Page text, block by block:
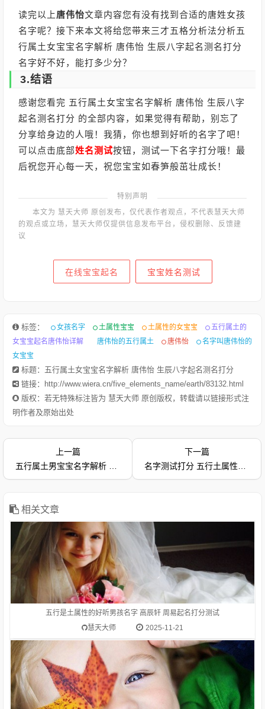
读完以上唐伟怡文章内容您有没有找到合适的唐姓女孩
名字呢？接下来本文将给您带来三才五格分析法分析五
行属土女宝宝名字解析 唐伟怡 生辰八字起名测名打分
名字好不好，能打多少分？
3.结语
感谢您看完 五行属土女宝宝名字解析 唐伟怡 生辰八字
起名测名打分 的全部内容，如果觉得有帮助，别忘了
分享给身边的人哦！我猜，你也想到好听的名字了吧！
可以点击底部姓名测试按钮，测试一下名字打分哦！最
后祝您开心每一天，祝您宝宝如春笋般茁壮成长！
特别声明
本文为 慧天大师 原创发布，仅代表作者观点，不代表慧天大师
的观点或立场，慧天大师仅提供信息发布平台，侵权删除、反馈建
议
在线宝宝起名 宝宝姓名测试
标签： 女孩名字 土属性宝宝 土属性的女宝宝
五行属土的
女宝宝起名唐伟怡详解
唐伟怡的五行属土 唐伟怡
名字叫唐伟怡的
女宝宝
标题：五行属土女宝宝名字解析 唐伟怡 生辰八字起名测名打分
链接：http://www.wiera.cn/five_elements_name/earth/83132.html
版权：若无特殊标注皆为 慧天大师 原创版权，转载请以链接形式注
明作者及原始出处
上一篇
五行属土男宝宝名字解析 陈宇辰 姓名评分
下一篇
名字测试打分 五行土属性幸运名字推荐 男孩名字五格分析 陈威远
相关文章
1.高辰轩-字典释意高,笔画数是 10高 读音是gāo,高gāo由下到上
距离大的，与“低”相对：高峰。高空。高踞。高原。高耸。高山
流水（喻知己、知音或乐曲高妙）。高屋建瓴（形容居高临下的
高考。在一般标准或平均程度之上：高质量。高消费。高价。
五行是土属性的好听男孩名字 高辰轩 周易起名打分测试
慧天大师
2025-11-21
1.高贻勇-字典释意高,笔画数是 10高 读音是gāo,高gāo由下到上
距离大的，与“低”相对：高峰。高空。高踞。高原。高耸。高山
流水（喻知己、知音或乐曲高妙）。高屋建瓴（形容居高临下的
形势）。高瞻远瞩。高度：他身高一米八。等级在上的：高级。
高考。在一般标准或平均程度之上：高质量。高消费。高价。
名字字五行属什么？含名字字的女宝宝起名推荐